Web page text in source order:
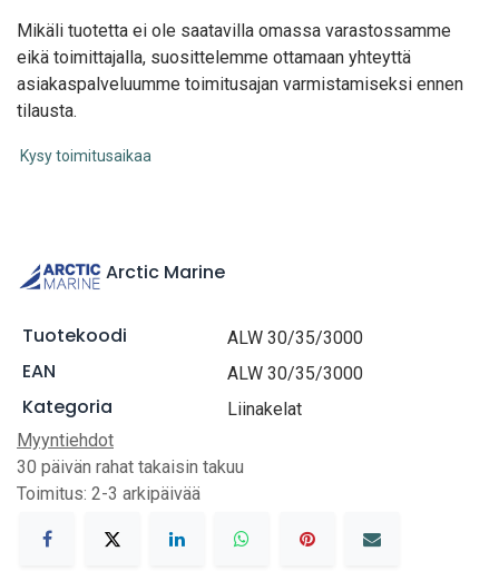
Mikäli tuotetta ei ole saatavilla omassa varastossamme
eikä toimittajalla, suosittelemme ottamaan yhteyttä
asiakaspalveluumme toimitusajan varmistamiseksi ennen
tilausta.
Kysy toimitusaikaa
Arctic Marine
Tuotekoodi ALW 30/35/3000
EAN ALW 30/35/3000
Kategoria
Liinakelat
Myyntiehdot
30 päivän rahat takaisin takuu
Toimitus: 2-3 arkipäivää